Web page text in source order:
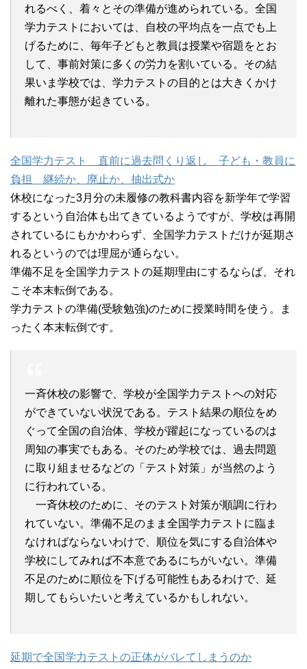
れるべく、着々とその準備が進められている。全国
学力テストにおいては、自校の平均点を一点でも上
げるために、毎年子どもと教員は授業や宿題をとお
して、事前対策に多くの労力を割いている。その結
果いま学校では、学力テストの目的とは大きくかけ
離れた事態が起きている。
全国学力テスト 直前に過去問くり返し 子ども・教員に
負担 継続か、廃止か、抽出式か
休校になった3月分の未履修の教科書内容を新学年で学習
するという自治体も出てきているようですが、学校は再開
されているにもかかわらず、全国学力テストだけが延期さ
れるというのでは理屈が通らない。
準備不足を全国学力テストの延期理由にするならば、それ
こそ本末転倒である。
学力テストの準備(受験勉強)のために授業時間を使う。ま
ったく本末転倒です。
一斉休校の影響で、学校が全国学力テストへの対応
ができていない状況である。テスト結果の順位をめ
ぐって全国の自治体、学校が躍起になっているのは
周知の事実でもある。そのため学校では、過去問題
に取り組ませるなどの「テスト対策」が当然のよう
に行われている。
一斉休校のために、そのテスト対策が順調に行わ
れていない。準備不足のまま全国学力テストに臨ま
なければならないわけで、順位を気にする自治体や
学校にしてみれば不本意であるにちがいない。準備
不足のために順位を下げる可能性もあるわけで、延
期してもらいたいと考えているかもしれない。
延期で全国学力テストの正体がバレてしまうのか